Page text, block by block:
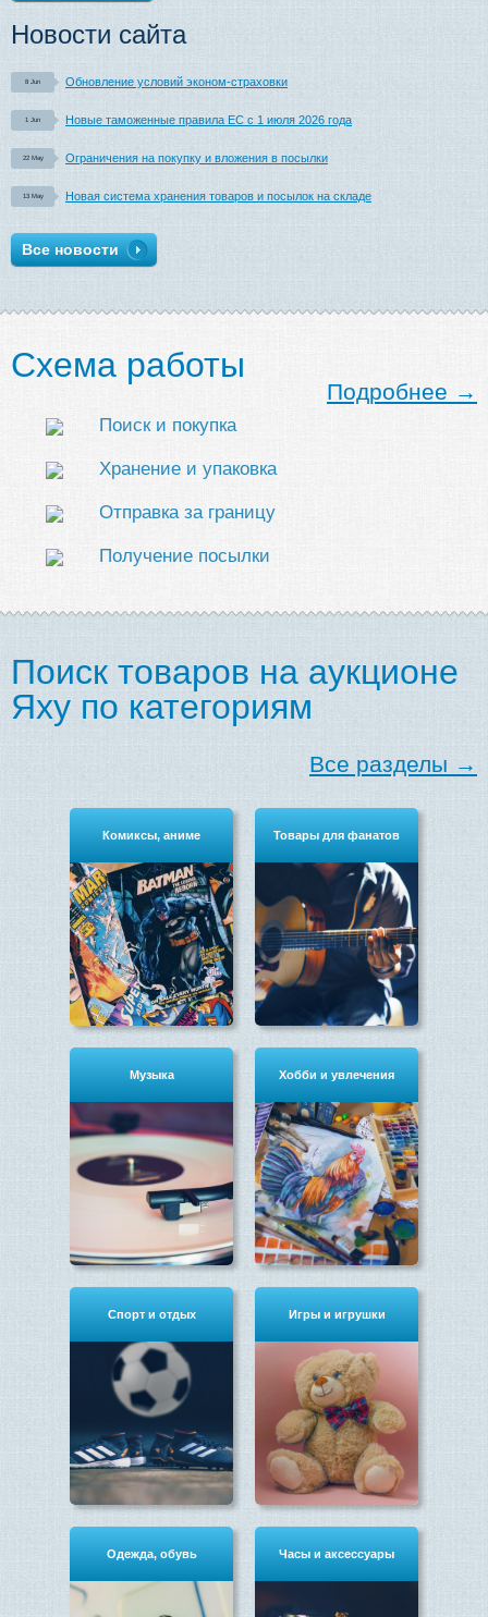
Новости сайта
8 Jun Обновление условий эконом-страховки
1 Jun Новые таможенные правила ЕС с 1 июля 2026 года
22 May Ограничения на покупку и вложения в посылки
13 May Новая система хранения товаров и посылок на складе
Все новости
Схема работы
Подробнее →
Поиск и покупка
Хранение и упаковка
Отправка за границу
Получение посылки
Поиск товаров на аукционе
Яху по категориям
Все разделы →
Комиксы, аниме Товары для фанатов
Музыка Хобби и увлечения
Спорт и отдых Игры и игрушки
Одежда, обувь Часы и аксессуары